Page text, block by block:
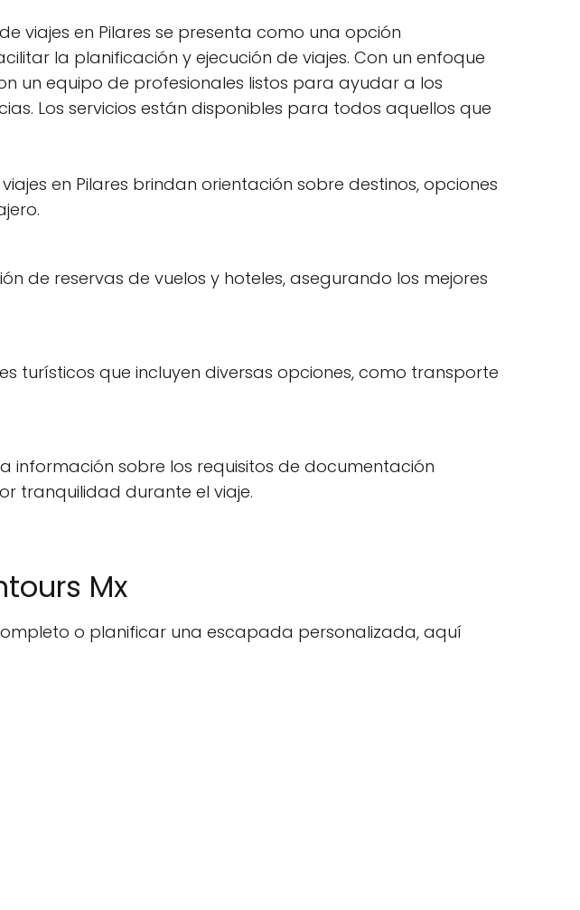
viajes en Pilares se presenta como una opción
la planificación y ejecución de viajes. Con un enfoque
un equipo de profesionales listos para ayudar a los
Los servicios están disponibles para todos aquellos que
en Pilares brindan orientación sobre destinos, opciones
de reservas de vuelos y hoteles, asegurando los mejores
turísticos que incluyen diversas opciones, como transporte
información sobre los requisitos de documentación
tranquilidad durante el viaje.
Mx
o planificar una escapada personalizada, aquí